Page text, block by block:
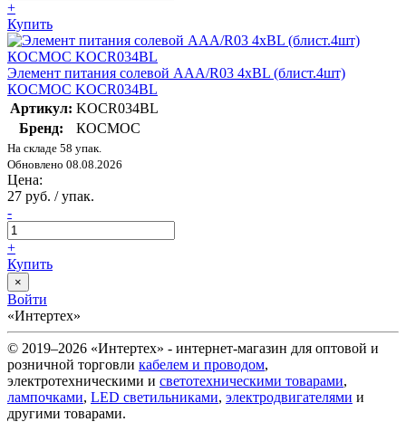
+
Купить
Элемент питания солевой AAA/R03 4хBL (блист.4шт)
КОСМОС KOCR034BL
Артикул: KOCR034BL
Бренд:
КОСМОС
На складе 58 упак.
Обновлено 08.08.2026
Цена:
27 руб. / упак.
-
+
Купить
×
Войти
«Интертех»
© 2019–2026 «Интертех» - интернет-магазин для оптовой и
розничной торговли кабелем и проводом,
электротехническими и светотехническими товарами,
лампочками, LED светильниками, электродвигателями и
другими товарами.